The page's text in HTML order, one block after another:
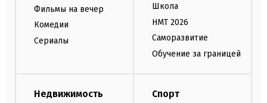
Фильмы на вечер
Комедии
Сериалы
Школа
НМТ 2026
Саморазвитие
Обучение за границей
Недвижимость Спорт